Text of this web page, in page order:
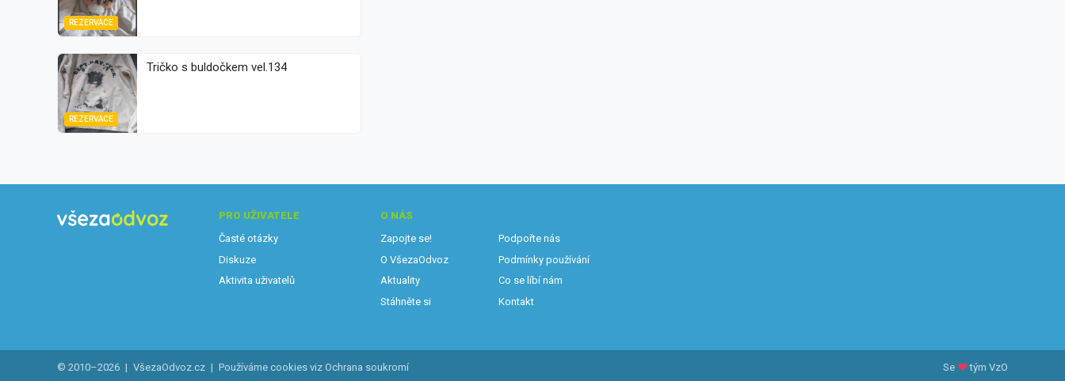
REZERVACE
REZERVACE
Tričko s buldočkem vel.134
PRO UŽIVATELE
Časté otázky
Diskuze
Aktivita uživatelů
O NÁS
Zapojte se!
O VšezaOdvoz
Aktuality
Stáhněte si
Podpořte nás
Podmínky používání
Co se líbí nám
Kontakt
© 2010–2026 | VšezaOdvoz.cz | Používáme cookies viz Ochrana soukromí Se ♥ tým VzO